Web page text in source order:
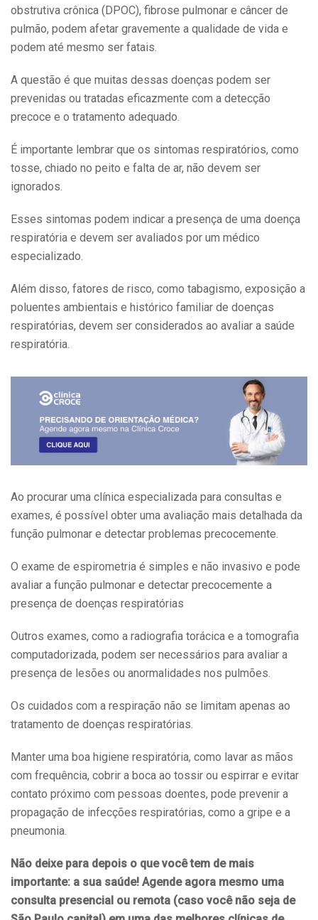
obstrutiva crônica (DPOC), fibrose pulmonar e câncer de
pulmão, podem afetar gravemente a qualidade de vida e
podem até mesmo ser fatais.
A questão é que muitas dessas doenças podem ser
prevenidas ou tratadas eficazmente com a detecção
precoce e o tratamento adequado.
É importante lembrar que os sintomas respiratórios, como
tosse, chiado no peito e falta de ar, não devem ser
ignorados.
Esses sintomas podem indicar a presença de uma doença
respiratória e devem ser avaliados por um médico
especializado.
Além disso, fatores de risco, como tabagismo, exposição a
poluentes ambientais e histórico familiar de doenças
respiratórias, devem ser considerados ao avaliar a saúde
respiratória.
Ao procurar uma clínica especializada para consultas e
exames, é possível obter uma avaliação mais detalhada da
função pulmonar e detectar problemas precocemente.
O exame de espirometria é simples e não invasivo e pode
avaliar a função pulmonar e detectar precocemente a
presença de doenças respiratórias
Outros exames, como a radiografia torácica e a tomografia
computadorizada, podem ser necessários para avaliar a
presença de lesões ou anormalidades nos pulmões.
Os cuidados com a respiração não se limitam apenas ao
tratamento de doenças respiratórias.
Manter uma boa higiene respiratória, como lavar as mãos
com frequência, cobrir a boca ao tossir ou espirrar e evitar
contato próximo com pessoas doentes, pode prevenir a
propagação de infecções respiratórias, como a gripe e a
pneumonia.
Não deixe para depois o que você tem de mais
importante: a sua saúde! Agende agora mesmo uma
consulta presencial ou remota (caso você não seja de